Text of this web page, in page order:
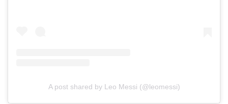
A post shared by Leo Messi (@leomessi)